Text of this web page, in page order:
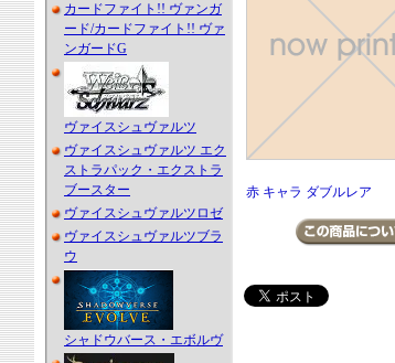
カードファイト!! ヴァンガ
ード/カードファイト!! ヴァ
ンガードG
ヴァイスシュヴァルツ
ヴァイスシュヴァルツ エク
ストラパック・エクストラ
ブースター
ヴァイスシュヴァルツロゼ
ヴァイスシュヴァルツブラ
ウ
シャドウバース・エボルヴ
赤 キャラ ダブルレア